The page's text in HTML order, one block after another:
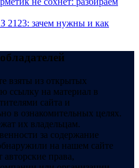
2123: зачем нужны и как
взяты из открытых
ссылку на материал в
сайта и
в ознакомительных целях.
их владельцам.
за содержание
на нашем сайте
права,